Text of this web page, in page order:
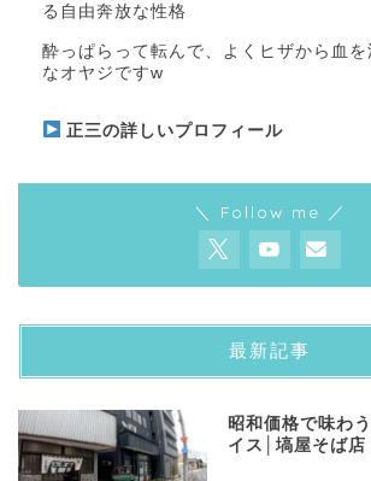
る自由奔放な性格
酔っぱらって転んで、よくヒザから血を
なオヤジですw
正三の詳しいプロフィール
＼ Follow me ／
最新記事
昭和価格で味わ
イス│塙屋そば店